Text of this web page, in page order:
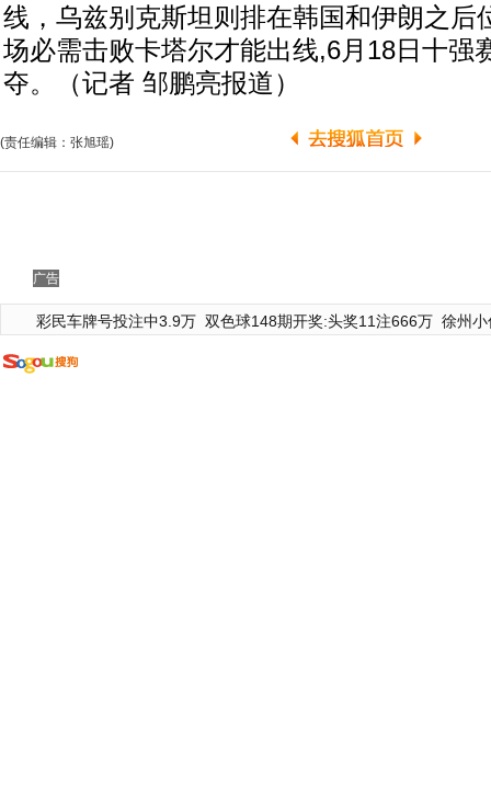
线，乌兹别克斯坦则排在韩国和伊朗之后
场必需击败卡塔尔才能出线,6月18日十强
夺。（记者 邹鹏亮报道）
(责任编辑：张旭瑶)
广告
彩民车牌号投注中3.9万 双色球148期开奖:头奖11注666万 徐州